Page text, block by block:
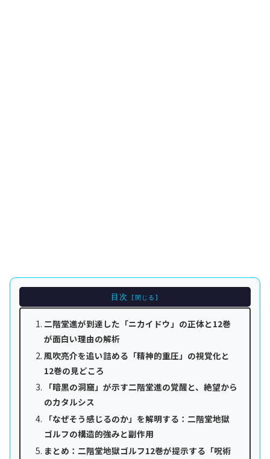
目次
二階堂進が到達した「ニカイドウ」の正体と12巻
が面白い理由の解析
風吹亮介を追い詰める「精神的重圧」の視覚化と
12巻の見どころ
「暗黒の洞窟」が示す二階堂進の覚醒と、絶望から
のカタルシス
「なぜそう感じるのか」を解明する：二階堂地獄
ゴルフの構造的強みと副作用
まとめ：二階堂地獄ゴルフ12巻が提示する「呪術